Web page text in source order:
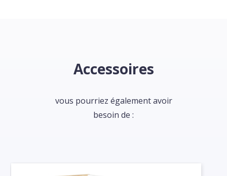
Accessoires
vous pourriez également avoir
besoin de :